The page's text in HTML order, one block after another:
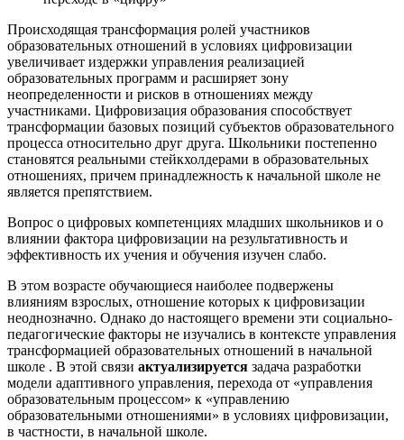
Происходящая трансформация ролей участников
образовательных отношений в условиях цифровизации
увеличивает издержки управления реализацией
образовательных программ и расширяет зону
неопределенности и рисков в отношениях между
участниками. Цифровизация образования способствует
трансформации базовых позиций субъектов образовательного
процесса относительно друг друга. Школьники постепенно
становятся реальными стейкхолдерами в образовательных
отношениях, причем принадлежность к начальной школе не
является препятствием.
Вопрос о цифровых компетенциях младших школьников и о
влиянии фактора цифровизации на результативность и
эффективность их учения и обучения изучен слабо.
В этом возрасте обучающиеся наиболее подвержены
влияниям взрослых, отношение которых к цифровизации
неоднозначно. Однако до настоящего времени эти социально-
педагогические факторы не изучались в контексте управления
трансформацией образовательных отношений в начальной
школе . В этой связи актуализируется задача разработки
модели адаптивного управления, перехода от «управления
образовательным процессом» к «управлению
образовательными отношениями» в условиях цифровизации,
в частности, в начальной школе.